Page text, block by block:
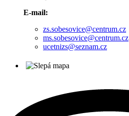
E-mail:
zs.sobesovice@centrum.cz
ms.sobesovice@centrum.cz
ucetnizs@seznam.cz